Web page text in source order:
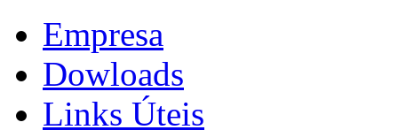
Empresa
Dowloads
Links Úteis